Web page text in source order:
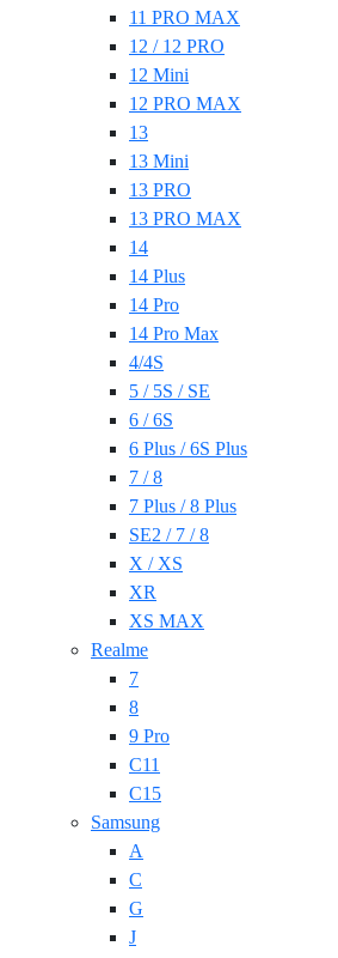
11 PRO MAX
12 / 12 PRO
12 Mini
12 PRO MAX
13
13 Mini
13 PRO
13 PRO MAX
14
14 Plus
14 Pro
14 Pro Max
4/4S
5 / 5S / SE
6 / 6S
6 Plus / 6S Plus
7 / 8
7 Plus / 8 Plus
SE2 / 7 / 8
X / XS
XR
XS MAX
Realme
7
8
9 Pro
C11
C15
Samsung
A
C
G
J